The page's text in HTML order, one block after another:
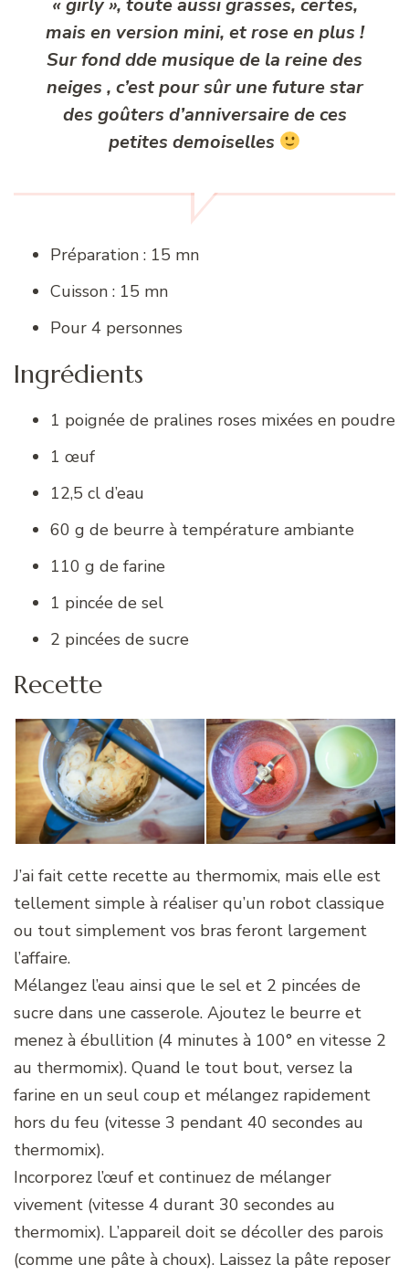
« girly », toute aussi grasses, certes,
mais en version mini, et rose en plus !
Sur fond dde musique de la reine des
neiges , c’est pour sûr une future star
des goûters d’anniversaire de ces
petites demoiselles
Préparation : 15 mn
Cuisson : 15 mn
Pour 4 personnes
Ingrédients
1 poignée de pralines roses mixées en poudre
1 œuf
12,5 cl d’eau
60 g de beurre à température ambiante
110 g de farine
1 pincée de sel
2 pincées de sucre
Recette
J’ai fait cette recette au thermomix, mais elle est
tellement simple à réaliser qu’un robot classique
ou tout simplement vos bras feront largement
l’affaire.
Mélangez l’eau ainsi que le sel et 2 pincées de
sucre dans une casserole. Ajoutez le beurre et
menez à ébullition (4 minutes à 100° en vitesse 2
au thermomix). Quand le tout bout, versez la
farine en un seul coup et mélangez rapidement
hors du feu (vitesse 3 pendant 40 secondes au
thermomix).
Incorporez l’œuf et continuez de mélanger
vivement (vitesse 4 durant 30 secondes au
thermomix). L’appareil doit se décoller des parois
(comme une pâte à choux). Laissez la pâte reposer